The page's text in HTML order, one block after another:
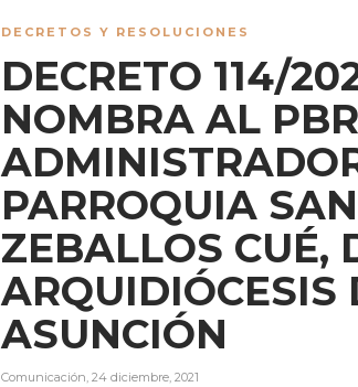
DECRETOS Y RESOLUCIONES
DECRETO 114/
NOMBRA AL
PARROQUIA
ZEBALLOS CUÉ,
ASUNCIÓN
Comunicación, 24 diciembre, 2021